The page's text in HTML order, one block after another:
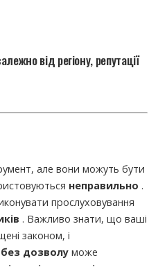
від регіону, репутації
але вони можуть бути
неправильно .
прослуховування
. Важливо знати, що ваші
законом, і
дозволу може